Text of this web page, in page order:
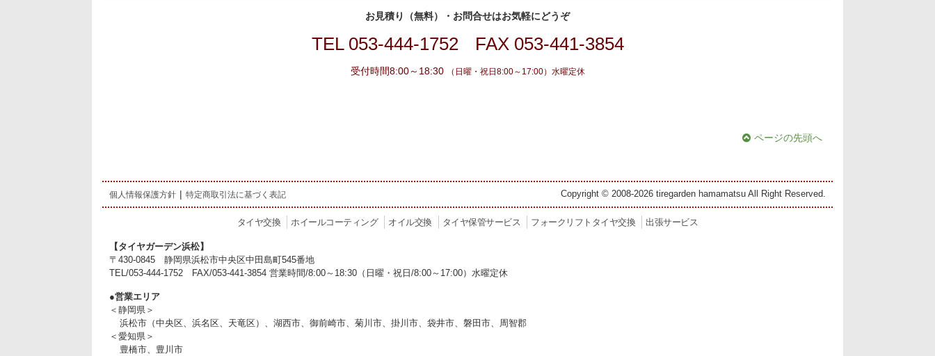
お見積り（無料）・お問合せはお気軽にどうぞ
TEL 053-444-1752 FAX 053-441-3854
受付時間8:00～18:30 （日曜・祝日8:00～17:00）水曜定休
ページの先頭へ
個人情報保護方針 特定商取引法に基づく表記 Copyright © 2008-2026 tiregarden hamamatsu All Right Reserved.
タイヤ交換 ホイールコーティング オイル交換 タイヤ保管サービス フォークリフトタイヤ交換 出張サービス
【タイヤガーデン浜松】
〒430-0845 静岡県浜松市中央区中田島町545番地
TEL/053-444-1752 FAX/053-441-3854 営業時間/8:00～18:30（日曜・祝日/8:00～17:00）水曜定休
●営業エリア
＜静岡県＞
浜松市（中央区、浜名区、天竜区）、湖西市、御前崎市、菊川市、掛川市、袋井市、磐田市、周智郡
＜愛知県＞
豊橋市、豊川市